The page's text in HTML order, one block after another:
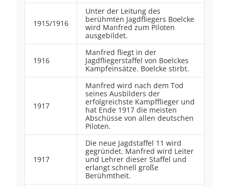
1915/1916
Unter der Leitung des
berühmten Jagdfliegers Boelcke
wird Manfred zum Piloten
ausgebildet.
1916
Manfred fliegt in der
Jagdfliegerstaffel von Boelckes
Kampfeinsätze. Boelcke stirbt.
1917
Manfred wird nach dem Tod
seines Ausbilders der
erfolgreichste Kampfflieger und
hat Ende 1917 die meisten
Abschüsse von allen deutschen
Piloten.
1917
Die neue Jagdstaffel 11 wird
gegründet. Manfred wird Leiter
und Lehrer dieser Staffel und
erlangt schnell große
Berühmtheit.